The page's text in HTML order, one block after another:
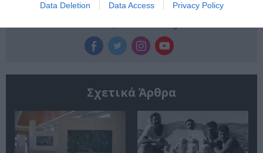
Data Deletion Data Access Privacy Policy
Σχετικά Άρθρα